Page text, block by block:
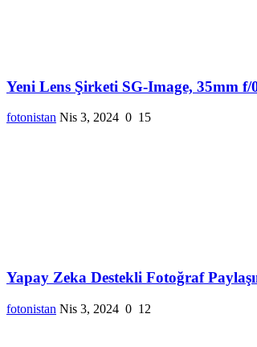
Yeni Lens Şirketi SG-Image, 35mm f/
fotonistan Nis 3, 2024 0 15
Yapay Zeka Destekli Fotoğraf
fotonistan Nis 3, 2024 0 12